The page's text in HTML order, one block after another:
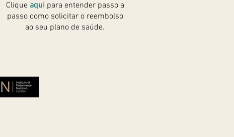
Clique aqui para entender passo a
passo como solicitar o reembolso
ao seu plano de saúde.